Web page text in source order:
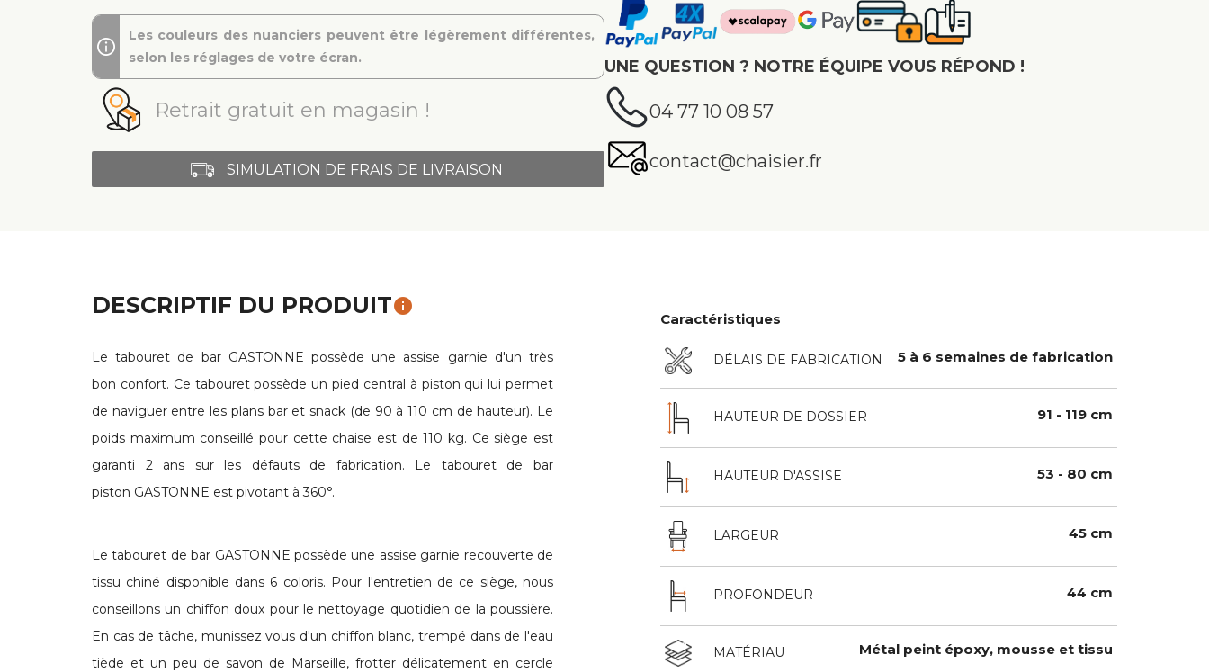
Les couleurs des nuanciers peuvent être légèrement différentes,
selon les réglages de votre écran.
Retrait gratuit en magasin !
SIMULATION DE FRAIS DE LIVRAISON
UNE QUESTION ? NOTRE ÉQUIPE VOUS RÉPOND !
04 77 10 08 57
contact@chaisier.fr
DESCRIPTIF DU PRODUITinfo
Le tabouret de bar GASTONNE possède une assise garnie d'un très
bon confort. Ce tabouret possède un pied central à piston qui lui permet
de naviguer entre les plans bar et snack (de 90 à 110 cm de hauteur). Le
poids maximum conseillé pour cette chaise est de 110 kg. Ce siège est
garanti 2 ans sur les défauts de fabrication. Le tabouret de bar
piston GASTONNE est pivotant à 360°.
Le tabouret de bar GASTONNE possède une assise garnie recouverte de
tissu chiné disponible dans 6 coloris. Pour l'entretien de ce siège, nous
conseillons un chiffon doux pour le nettoyage quotidien de la poussière.
En cas de tâche, munissez vous d'un chiffon blanc, trempé dans de l'eau
tiède et un peu de savon de Marseille, frotter délicatement en cercle
Caractéristiques
DÉLAIS DE FABRICATION 5 à 6 semaines de fabrication
HAUTEUR DE DOSSIER 91 - 119 cm
HAUTEUR D'ASSISE 53 - 80 cm
LARGEUR 45 cm
PROFONDEUR 44 cm
MATÉRIAU Métal peint époxy, mousse et tissu